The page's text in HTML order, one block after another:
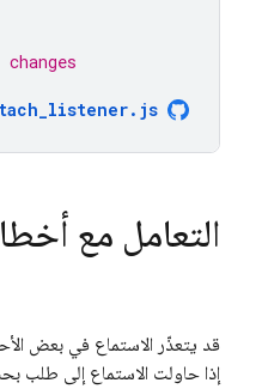
. js
التعامل مع
قد يتعذّر الاستماع في بعض
إذا حاولت الاستماع إلى طلب